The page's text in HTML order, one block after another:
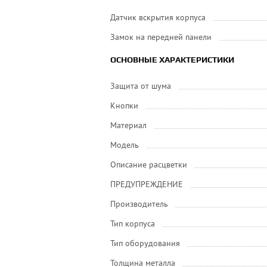
Датчик вскрытия корпуса
Замок на передней панели
ОСНОВНЫЕ ХАРАКТЕРИСТИКИ
Защита от шума
Кнопки
Материал
Модель
Описание расцветки
ПРЕДУПРЕЖДЕНИЕ
Производитель
Тип корпуса
Тип оборудования
Толщина металла